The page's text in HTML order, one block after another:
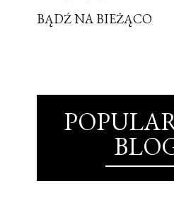
BĄDŹ NA BIEŻĄCO